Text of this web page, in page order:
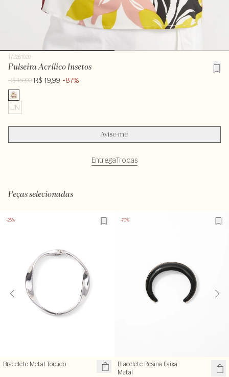
172261020
Pulseira Acrílico Insetos
R$ 159,00 R$ 19,99 -87%
UN
Avise-me
EntregaTrocas
Peças selecionadas
-25%
Bracelete Metal Torcido
-70%
Bracelete Resina Faixa
Metal